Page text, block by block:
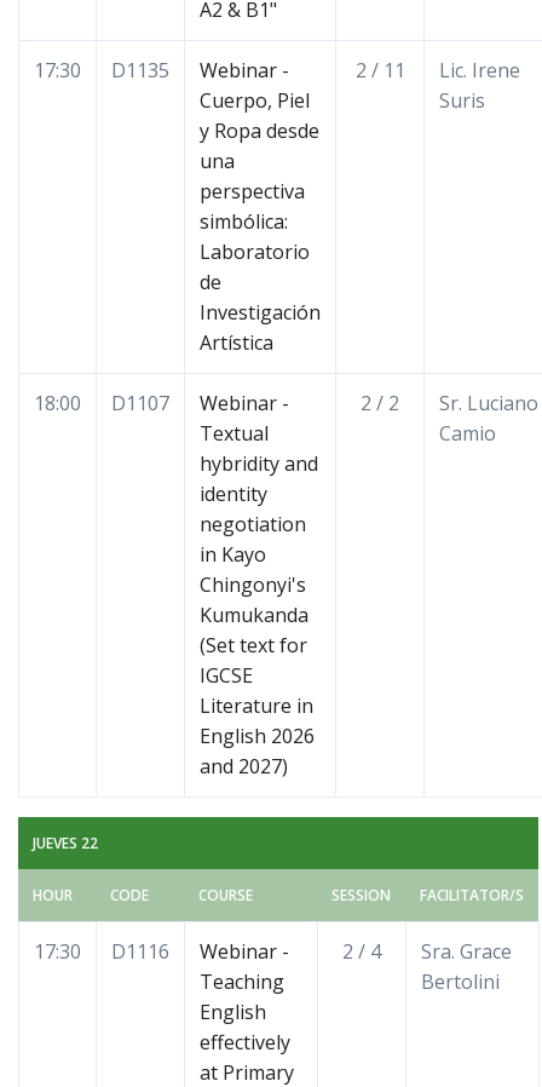
A2 & B1"
17:30 D1135
Webinar -
Cuerpo, Piel
y Ropa desde
una
perspectiva
simbólica:
Laboratorio
de
Investigación
Artística
2 / 11
Lic. Irene
Suris
18:00 D1107
Webinar -
Textual
hybridity and
identity
negotiation
in Kayo
Chingonyi's
Kumukanda
(Set text for
IGCSE
Literature in
English 2026
and 2027)
2 / 2
Sr. Luciano
Camio
JUEVES 22
HOUR CODE COURSE SESSION FACILITATOR/S
17:30 D1116
Webinar -
Teaching
English
effectively
at Primary
2 / 4
Sra. Grace
Bertolini